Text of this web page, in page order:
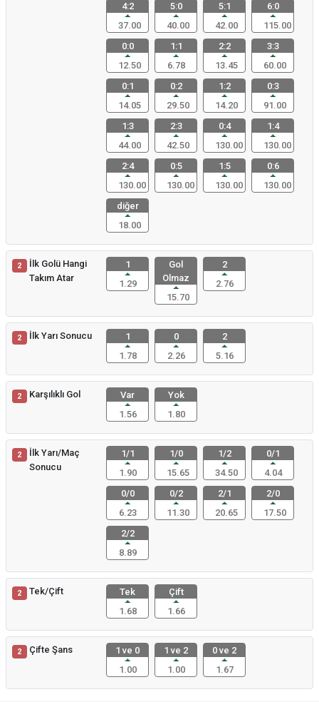
4:2
37.00
5:0
40.00
5:1
42.00
6:0
115.00
0:0
12.50
1:1
6.78
2:2
13.45
3:3
60.00
0:1
14.05
0:2
29.50
1:2
14.20
0:3
91.00
1:3
44.00
2:3
42.50
0:4
130.00
1:4
130.00
2:4
130.00
0:5
130.00
1:5
130.00
0:6
130.00
diğer
18.00
2
İlk Golü Hangi
Takım Atar
1
1.29
Gol
Olmaz
15.70
2
2.76
2 İlk Yarı Sonucu
1
1.78
0
2.26
2
5.16
2 Karşılıklı Gol
Var
1.56
Yok
1.80
2
İlk Yarı/Maç
Sonucu
1/1
1.90
1/0
15.65
1/2
34.50
0/1
4.04
0/0
6.23
0/2
11.30
2/1
20.65
2/0
17.50
2/2
8.89
2 Tek/Çift
Tek
1.68
Çift
1.66
2 Çifte Şans
1 ve 0
1.00
1 ve 2
1.00
0 ve 2
1.67